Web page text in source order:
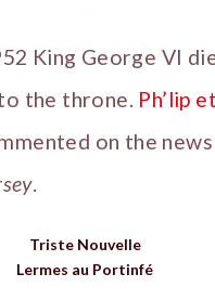
King George VI
the throne. Ph’lip
on the
.
Triste Nouvelle
Lermes au Portinfé